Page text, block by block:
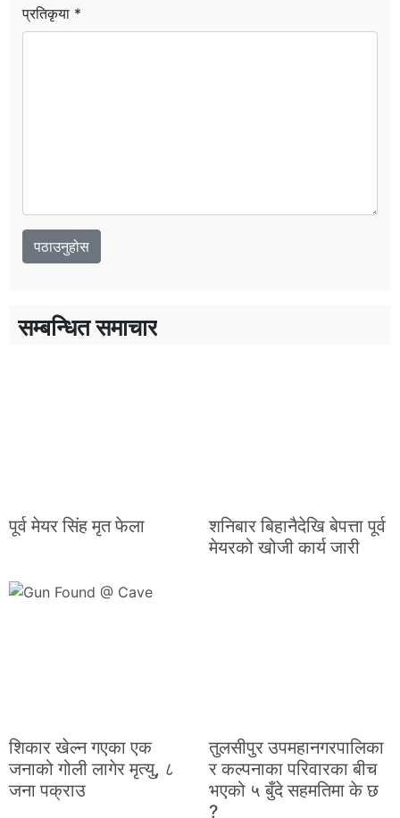
प्रतिकृया *
सम्बन्धित समाचार
पूर्व मेयर सिंह मृत फेला
शनिबार बिहानैदेखि बेपत्ता पूर्व
मेयरको खोजी कार्य जारी
शिकार खेल्न गएका एक
जनाको गोली लागेर मृत्यु, ८
जना पक्राउ
तुलसीपुर उपमहानगरपालिका
र कल्पनाका परिवारका बीच
भएको ५ बुँदे सहमतिमा के छ
?